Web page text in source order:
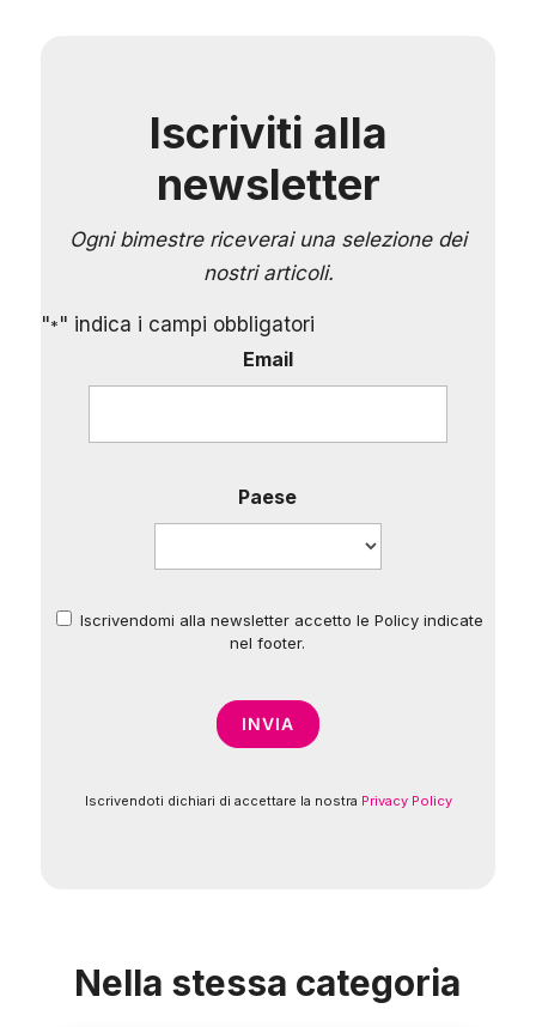
Iscriviti alla
newsletter
Ogni bimestre riceverai una selezione dei
nostri articoli.
"*" indica i campi obbligatori
Email
Paese
*
Iscrivendomi alla newsletter accetto le Policy indicate
nel footer.
Iscrivendoti dichiari di accettare la nostra Privacy Policy
Nella stessa categoria